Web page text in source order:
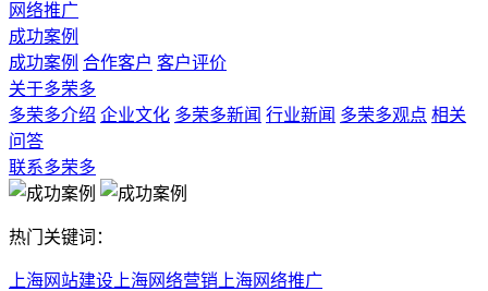
网络推广
成功案例
成功案例 合作客户 客户评价
关于多荣多
多荣多介绍 企业文化 多荣多新闻 行业新闻 多荣多观点 相关
问答
联系多荣多
热门关键词：
上海网站建设 上海网络营销 上海网络推广